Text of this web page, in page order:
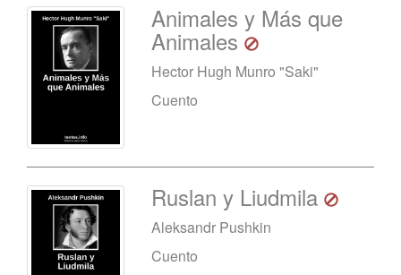
Animales y Más que
Animales
Hector Hugh Munro "Saki"
Cuento
Ruslan y Liudmila
Aleksandr Pushkin
Cuento